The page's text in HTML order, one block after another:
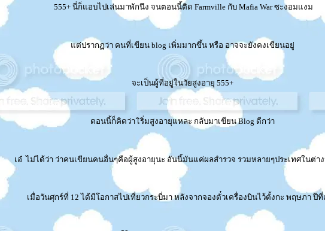
555+ นี่ก็แอบไปเล่นมาพักนึง จนตอนนี้ติด Farmville กับ Mafia War ซะงอมแงม
ต่ปรากฏว่า คนที่เขียน blog เพิ่มมากขึ้น หรือ อาจจะยังคงเขียนอยู่
จะเป็นผู้ที่อยู่ในวัยสูงอายุ 555+
ตอนนี้ก็คิดว่า เิริ่มสูงอายุแหละ กลับมาเขียน Blog ดีกว่า
เอ๋ ไม่ได้ว่า ว่าคนเขียนคนอื่นๆคือผู้สูงอายุนะ อันนี้มันแค่ผลสำรวจ รวมหลายๆประเทศในต่าง
เมื่อวันศุกร์ที่ 12 ได้มีโอกาสไปเที่ยวกระบี่มา หลังจากจองตั๋วเครื่องบินไว้ตั้งกะ พฤษภา ปี